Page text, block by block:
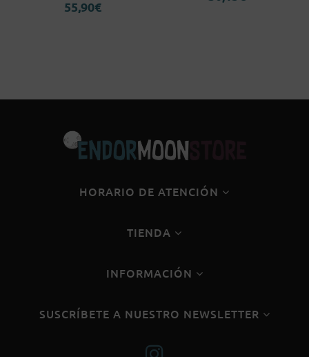
55,90€
HORARIO DE ATENCIÓN
TIENDA
INFORMACIÓN
SUSCRÍBETE A NUESTRO NEWSLETTER